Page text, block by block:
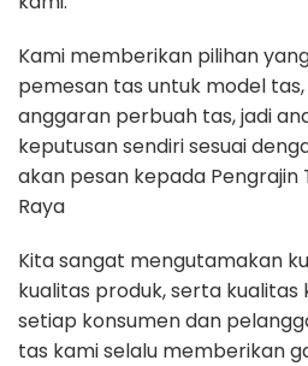
Kami memberikan pilihan
pemesan tas untuk model
anggaran perbuah tas, jadi
keputusan sendiri sesuai
akan pesan kepada Pengrajin
Raya
Kita sangat mengutamakan
kualitas produk, serta kualitas
setiap konsumen dan
tas kami selalu memberikan